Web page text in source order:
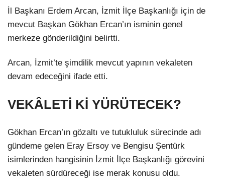
İl Başkanı Erdem Arcan, İzmit İlçe Başkanlığı için de
mevcut Başkan Gökhan Ercan’ın isminin genel
merkeze gönderildiğini belirtti.
Arcan, İzmit’te şimdilik mevcut yapının vekaleten
devam edeceğini ifade etti.
VEKÂLETİ Kİ YÜRÜTECEK?
Gökhan Ercan’ın gözaltı ve tutukluluk sürecinde adı
gündeme gelen Eray Ersoy ve Bengisu Şentürk
isimlerinden hangisinin İzmit İlçe Başkanlığı görevini
vekaleten sürdüreceği ise merak konusu oldu.